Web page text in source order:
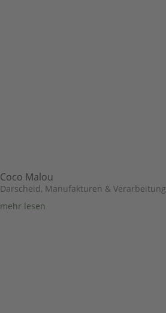
Coco Malou
Darscheid, Manufakturen & Verarbeitung
mehr lesen